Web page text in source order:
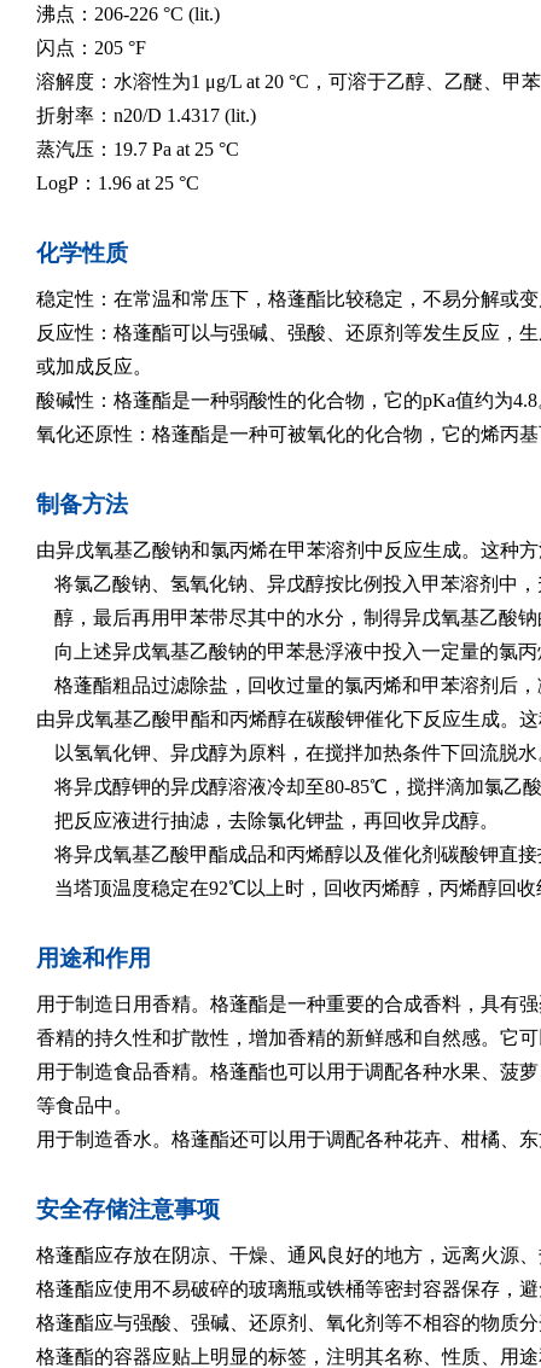
沸点：206-226 °C (lit.)
闪点：205 °F
溶解度：水溶性为1 μg/L at 20 °C，可溶于乙醇、乙醚、甲
折射率：n20/D 1.4317 (lit.)
蒸汽压：19.7 Pa at 25 °C
LogP：1.96 at 25 °C
化学性质
稳定性：在常温和常压下，格蓬酯比较稳定，不易分解或
反应性：格蓬酯可以与强碱、强酸、还原剂等发生反应，
或加成反应。
酸碱性：格蓬酯是一种弱酸性的化合物，它的pKa值约为
氧化还原性：格蓬酯是一种可被氧化的化合物，它的烯丙
制备方法
由异戊氧基乙酸钠和氯丙烯在甲苯溶剂中反应生成。这种
将氯乙酸钠、氢氧化钠、异戊醇按比例投入甲苯溶剂中
醇，最后再用甲苯带尽其中的水分，制得异戊氧基乙酸
向上述异戊氧基乙酸钠的甲苯悬浮液中投入一定量的氯
格蓬酯粗品过滤除盐，回收过量的氯丙烯和甲苯溶剂后
由异戊氧基乙酸甲酯和丙烯醇在碳酸钾催化下反应生成。
以氢氧化钾、异戊醇为原料，在搅拌加热条件下回流脱水
将异戊醇钾的异戊醇溶液冷却至80‑85℃，搅拌滴加氯乙
把反应液进行抽滤，去除氯化钾盐，再回收异戊醇。
将异戊氧基乙酸甲酯成品和丙烯醇以及催化剂碳酸钾直
当塔顶温度稳定在92℃以上时，回收丙烯醇，丙烯醇回
用途和作用
用于制造日用香精。格蓬酯是一种重要的合成香料，具有
香精的持久性和扩散性，增加香精的新鲜感和自然感。它
用于制造食品香精。格蓬酯也可以用于调配各种水果、菠
等食品中。
用于制造香水。格蓬酯还可以用于调配各种花卉、柑橘、
安全存储注意事项
格蓬酯应存放在阴凉、干燥、通风良好的地方，远离火源
格蓬酯应使用不易破碎的玻璃瓶或铁桶等密封容器保存，
格蓬酯应与强酸、强碱、还原剂、氧化剂等不相容的物质
格蓬酯的容器应贴上明显的标签，注明其名称、性质、用